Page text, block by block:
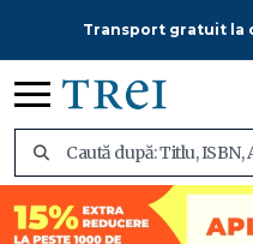
Transport gratuit la